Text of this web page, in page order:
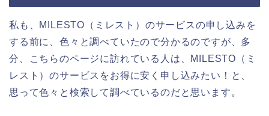
私も、MILESTO（ミレスト）のサービスの申し込みを
する前に、色々と調べていたので分かるのですが、多
分、こちらのページに訪れている人は、MILESTO（ミ
レスト）のサービスをお得に安く申し込みたい！と、
思って色々と検索して調べているのだと思います。